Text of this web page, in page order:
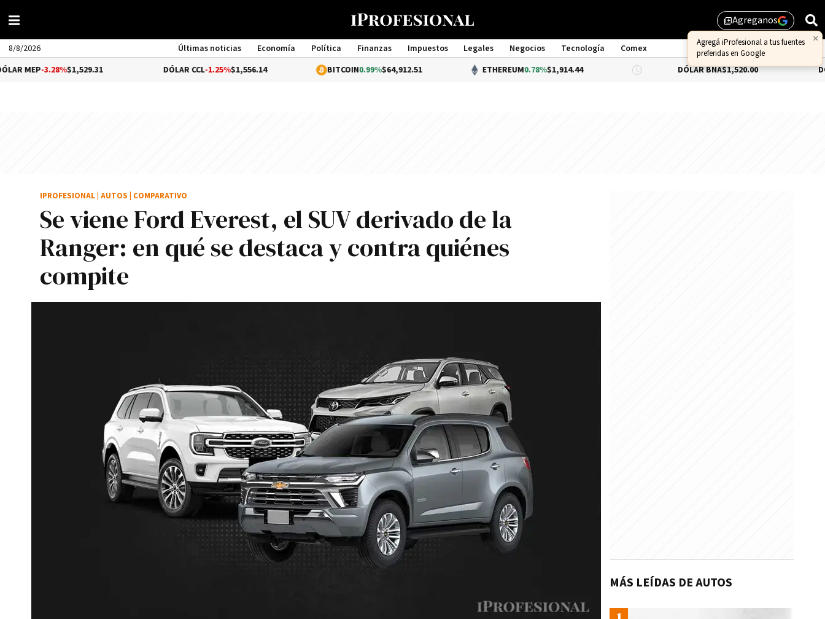
library_addAgreganos
8/8/2026 Últimas noticias Economía Política Finanzas Impuestos Legales Negocios Tecnología
Comex
Management
$1,529.31 -1.25%$1,556.14 0.99%$64,912.51 0.78%$1,914.44 DÓLAR BNA $1,520.00 DÓLAR BLUE-
Se viene Ford Everest, el SUV derivado de la
Ranger: en qué se destaca y contra quiénes
compite
IPROFESIONAL AUTOS COMPARATIVO
MÁS LEÍDAS DE AUTOS